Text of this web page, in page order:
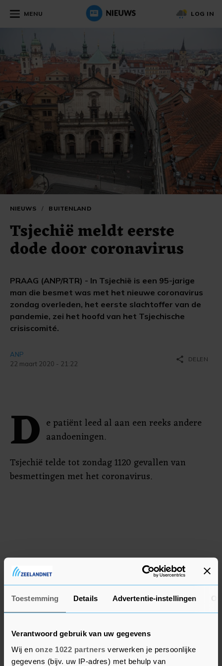
Toestemming Details Advertentie-instellingen
Verantwoord gebruik van uw gegevens
Wij en onze 1022 partners verwerken je persoonlijke
gegevens (bijv. uw IP-adres) met behulp van
MENU LOG IN
NIEUWS / BUITENLAND
Tsjechië meldt eerste
dode door coronavirus
PRAAG (ANP/RTR) - In Tsjechië is een 95-jarige
man die besmet was met het nieuwe coronavirus
zondag overleden, het eerste slachtoffer van de
pandemie, zei het hoofd van het Tsjechische
crisiscomité.
ANP
22 maart 2020 - 21:22
share DELEN
D e patiënt leed al aan een reeks andere
aandoeningen.
Tsjechië telde tot zondag 1120 gevallen van
besmettingen met het coronavirus.